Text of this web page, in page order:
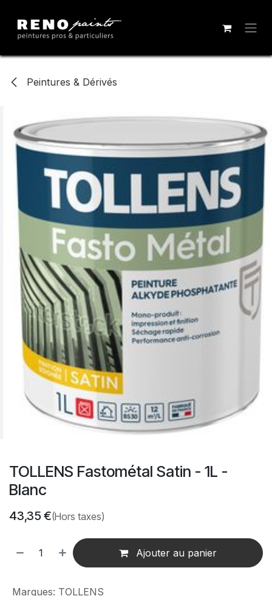
Peintures & Dérivés
TOLLENS Fastométal Satin - 1L -
Blanc
43,35 €(Hors taxes)
Ajouter au panier
Marques: TOLLENS